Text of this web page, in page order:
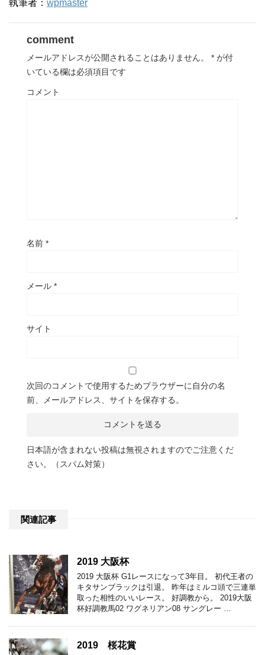
執筆者： wpmaster
comment
メールアドレスが公開されることはありません。 * が付
いている欄は必須項目です
コメント
名前 *
メール *
サイト
次回のコメントで使用するためブラウザーに自分の名
前、メールアドレス、サイトを保存する。
日本語が含まれない投稿は無視されますのでご注意くだ
さい。（スパム対策）
関連記事
2019 大阪杯
2019 大阪杯 G1レースになって3年目。 初代王者の
キタサンブラックは引退。 昨年はミルコ頭で三連単
取った相性のいいレース。 好調教から。 2019大阪
杯好調教馬02 ワグネリアン08 サングレー …
2019 桜花賞